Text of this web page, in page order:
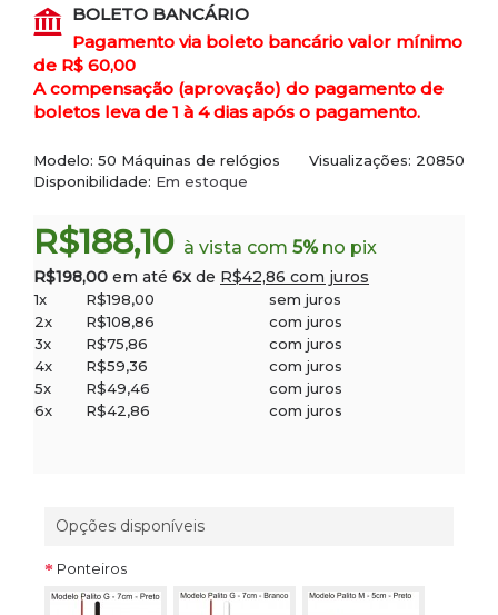
BOLETO BANCÁRIO
Pagamento via boleto bancário valor mínimo
de R$ 60,00
A compensação (aprovação) do pagamento de
boletos leva de 1 à 4 dias após o pagamento.
Visualizações: 20850
Modelo: 50 Máquinas de relógios
Disponibilidade: Em estoque
R$188,10 à vista com 5%no pix
R$198,00 em até 6x de R$42,86 com juros
1x R$198,00
sem juros
2x
R$108,86
com juros
3x
R$75,86
com juros
4x
R$59,36
com juros
5x
R$49,46
com juros
6x
R$42,86 com juros
Opções disponíveis
Ponteiros